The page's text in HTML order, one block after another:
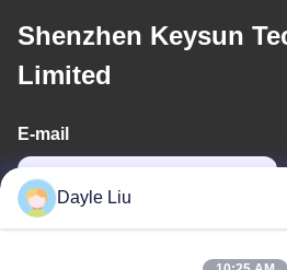
Shenzhen Keysun
Limited
E-mail
Dayle Liu